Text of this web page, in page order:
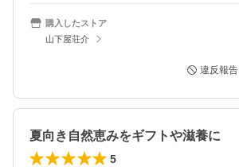
購入したストア
山下屋荘介
違反報告
夏向き自然恵みをギフトや滋養に
5